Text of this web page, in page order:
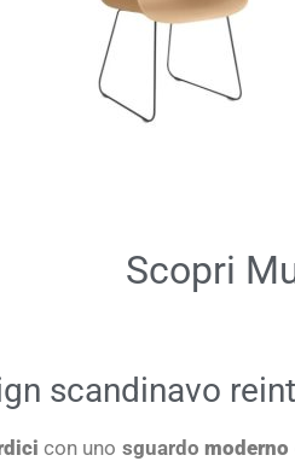
Scopri
scandinavo
con uno sguardo